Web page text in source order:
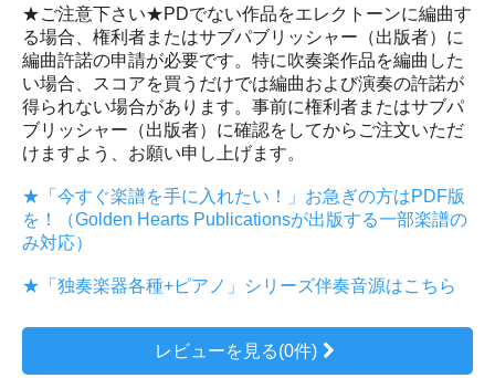
★ご注意下さい★PDでない作品をエレクトーンに編曲す
る場合、権利者またはサブパブリッシャー（出版者）に
編曲許諾の申請が必要です。特に吹奏楽作品を編曲した
い場合、スコアを買うだけでは編曲および演奏の許諾が
得られない場合があります。事前に権利者またはサブパ
ブリッシャー（出版者）に確認をしてからご注文いただ
けますよう、お願い申し上げます。
★「今すぐ楽譜を手に入れたい！」お急ぎの方はPDF版
を！（Golden Hearts Publicationsが出版する一部楽譜の
み対応）
★「独奏楽器各種+ピアノ」シリーズ伴奏音源はこちら
レビューを見る(0件)